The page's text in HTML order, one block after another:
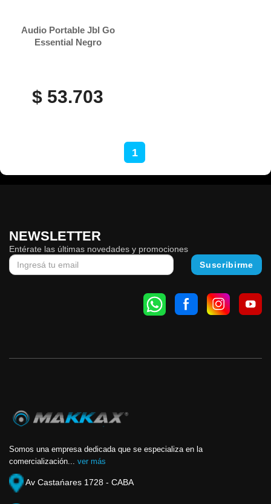
Audio Portable Jbl Go
Essential Negro
$ 53.703
1
NEWSLETTER
Entérate las últimas novedades y promociones
Somos una empresa dedicada que se especializa en la
comercialización... ver más
Av Castańares 1728 - CABA